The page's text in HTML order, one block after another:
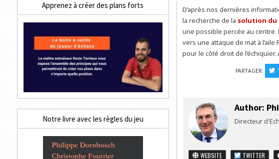
D’après nos dernières
la recherche de la solution du
une possible percée au centre.
vers une attaque de mat à
pour le côté droit de
PARTAGER:
Author:
Directeur
WEBSITE TWITTER
Apprenez à créer des plans forts
Notre livre avec les règles du jeu